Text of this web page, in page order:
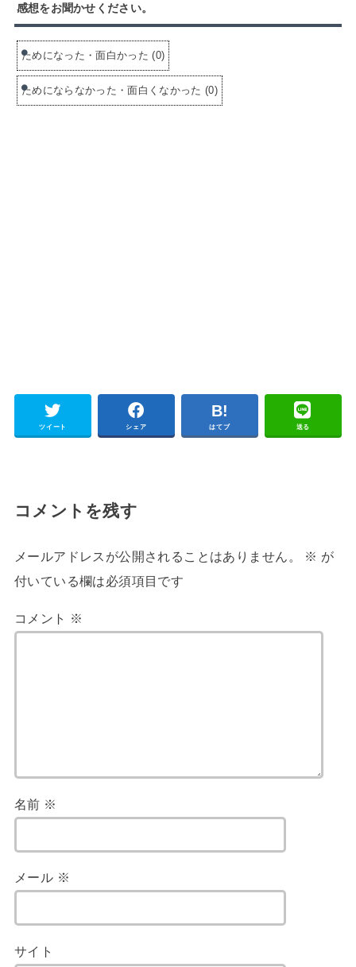
感想をお聞かせください。
ためになった・面白かった (0)
ためにならなかった・面白くなかった (0)
ツイート シェア はてブ 送る
コメントを残す
メールアドレスが公開されることはありません。 ※ が
付いている欄は必須項目です
コメント ※
名前 ※
メール ※
サイト